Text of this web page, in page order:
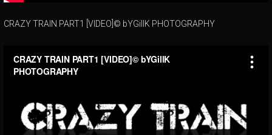
CRAZY TRAIN PART1 [VIDEO]© bYGillK PHOTOGRAPHY